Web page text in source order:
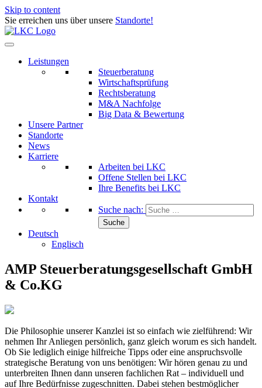
Skip to content
Sie erreichen uns über unsere Standorte!
Leistungen
Steuerberatung
Wirtschaftsprüfung
Rechtsberatung
M&A Nachfolge
Big Data & Bewertung
Unsere Partner
Standorte
News
Karriere
Arbeiten bei LKC
Offene Stellen bei LKC
Ihre Benefits bei LKC
Kontakt
Suche nach:
Deutsch
Englisch
AMP Steuerberatungsgesellschaft GmbH
& Co.KG
Die Philosophie unserer Kanzlei ist so einfach wie zielführend: Wir
nehmen Ihr Anliegen persönlich, ganz gleich worum es sich handelt.
Ob Sie lediglich einige hilfreiche Tipps oder eine anspruchsvolle
strategische Beratung von uns benötigen: Wir hören genau zu und
unterbreiten Ihnen dann unseren fachlichen Rat – individuell und
auf Ihre Bedürfnisse zugeschnitten. Dabei stehen bestmöglicher